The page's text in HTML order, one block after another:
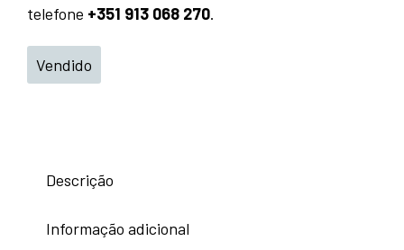
telefone +351 913 068 270.
Vendido
Descrição
Informação adicional